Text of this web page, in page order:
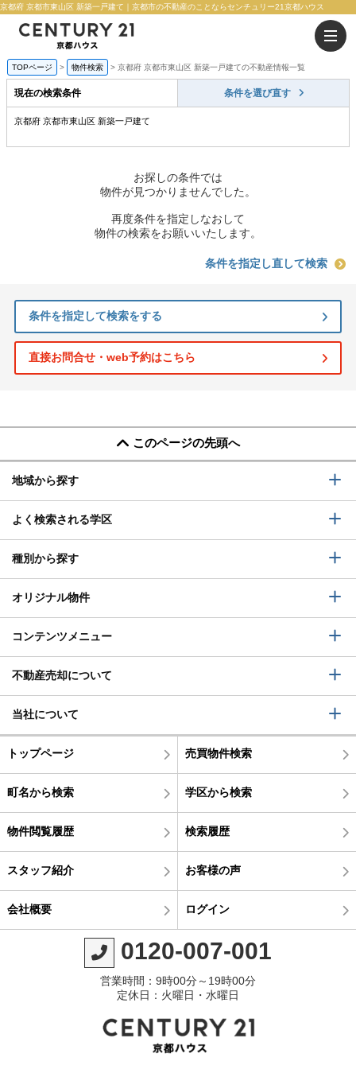
京都府 京都市東山区 新築一戸建て｜京都市の不動産のことならセンチュリー21京都ハウス
TOPページ 物件検索 京都府 京都市東山区 新築一戸建ての不動産情報一覧
現在の検索条件 条件を選び直す
京都府 京都市東山区 新築一戸建て
お探しの条件では
物件が見つかりませんでした。
再度条件を指定しなおして
物件の検索をお願いいたします。
条件を指定し直して検索
条件を指定して検索をする
直接お問合せ・web予約はこちら
このページの先頭へ
地域から探す
よく検索される学区
種別から探す
オリジナル物件
コンテンツメニュー
不動産売却について
当社について
トップページ 売買物件検索
町名から検索 学区から検索
物件閲覧履歴 検索履歴
スタッフ紹介 お客様の声
会社概要 ログイン
0120-007-001
営業時間：9時00分～19時00分
定休日：火曜日・水曜日